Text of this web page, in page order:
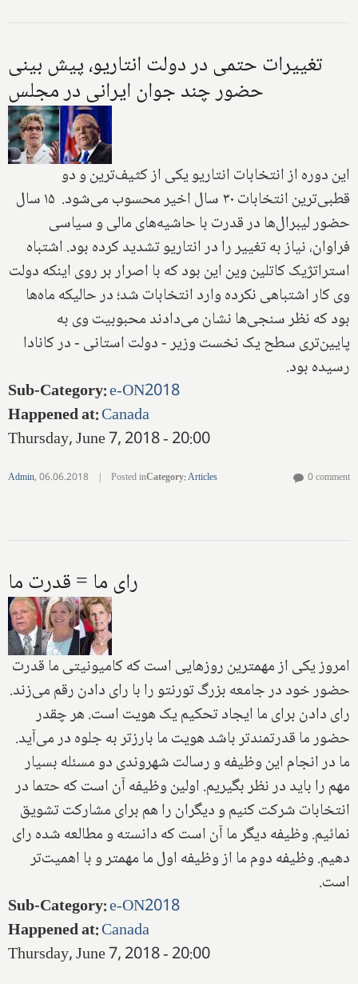
تغییرات حتمی در دولت انتاریو، پیش بینی
حضور چند جوان ایرانی در مجلس
این دوره از انتخابات انتاریو یکی از کثیف‌ترین و دو
قطبی‌ترین انتخابات ۳۰ سال اخیر محسوب می‌شود. ۱۵ سال
حضور لیبرال‌ها در قدرت با حاشیه‌های مالی و سیاسی
فراوان، نیاز به تغییر را در انتاریو تشدید کرده بود. اشتباه
استراتژیک کاتلین وین این بود که با اصرار بر روی اینکه دولت
وی کار اشتباهی نکرده وارد انتخابات شد؛ در حالیکه ماه‌ها
بود که نظر سنجی‌ها نشان می‌دادند محبوبیت وی به
پایین‌تری سطح یک نخست وزیر - دولت استانی - در کانادا
رسیده بود.
Sub-Category:e-ON2018
Happened at:Canada
Thursday, June 7, 2018 - 20:00
Admin,06.06.2018 | Posted inCategory:Articles 0 comment
رای ما = قدرت ما
امروز یکی از مهمترین روزهایی است که کامیونیتی ما قدرت
حضور خود در جامعه بزرگ تورنتو را با رای دادن رقم می‌زند.
رای دادن برای ما ایجاد تحکیم یک هویت است. هر چقدر
حضور ما قدرتمندتر باشد هویت ما بارزتر به جلوه در می‌آید.
ما در انجام این وظیفه و رسالت شهروندی دو مسئله بسیار
مهم را باید در نظر بگیریم. اولین وظیفه آن است که حتما در
انتخابات شرکت کنیم و دیگران را هم برای مشارکت تشویق
نمائیم. وظیفه دیگر ما آن است که دانسته و مطالعه شده رای
دهیم. وظیفه دوم ما از وظیفه اول ما مهمتر و با اهمیت‌تر
است.
Sub-Category:e-ON2018
Happened at:Canada
Thursday, June 7, 2018 - 20:00